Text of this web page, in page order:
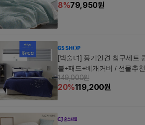
8%79,950원
[박술녀] 풍기인견 침구세트 퀸Q (작품명 설화) 이
불+패드+베개커버 / 선물추천
149,000원
20%119,200원